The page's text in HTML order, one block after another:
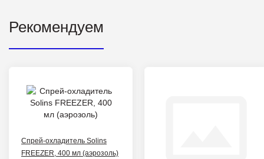
Рекомендуем
Спрей-охладитель Solins
FREEZER, 400 мл (аэрозоль)